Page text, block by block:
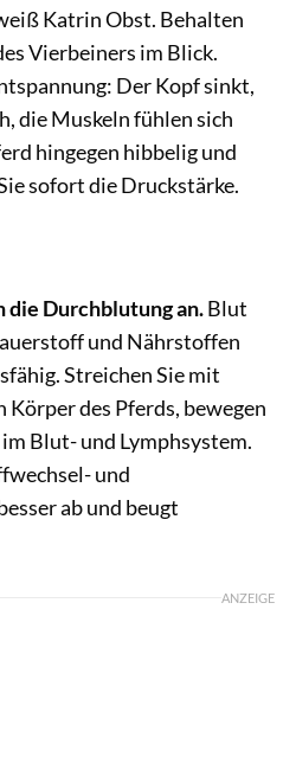
Katrin Obst. Behalten
Vierbeiners im Blick.
Der Kopf sinkt,
die Muskeln fühlen sich
hingegen hibbelig und
sofort die Druckstärke.
die Durchblutung an.Blut
und Nährstoffen
Streichen Sie mit
des Pferds, bewegen
Blut- und Lymphsystem.
und
ab und beugt
ANZEIGE